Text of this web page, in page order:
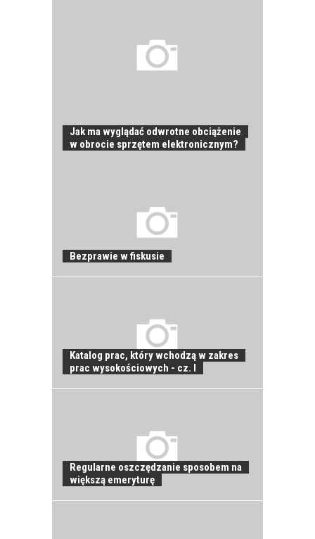
Jak ma wyglądać odwrotne obciążenie
w obrocie sprzętem elektronicznym?
Bezprawie w fiskusie
Katalog prac, który wchodzą w zakres
prac wysokościowych - cz. I
Regularne oszczędzanie sposobem na
większą emeryturę
JAK POWINNO
CZĘŚĆ PIERWSZA!
JAK POWINNO
WYGLĄDAĆ
CZĘŚĆ DRUGA!
ROZWÓJ
PRACOWNIKA - JAK O